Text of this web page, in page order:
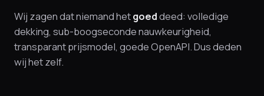
Wij zagen dat niemand hetgoeddeed: volledige
dekking, sub-boogseconde nauwkeurigheid,
transparant prijsmodel, goede OpenAPI. Dus deden
wij het zelf.